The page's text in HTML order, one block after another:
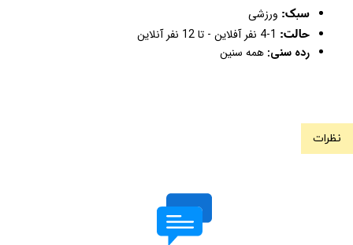
سبک: ورزشی
حالت: 1-4 نفر آفلاین - تا 12 نفر آنلاین
رده سنی: همه سنین
نظرات